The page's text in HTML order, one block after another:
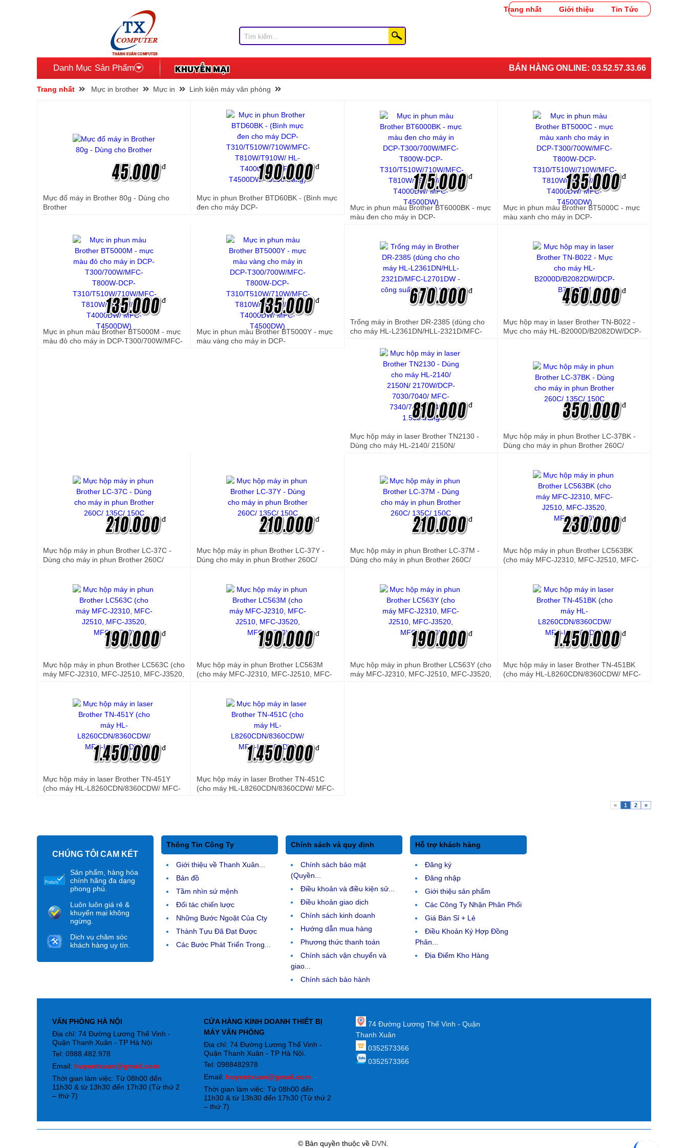
Trang nhất Giới thiệu Tin Tức
Danh Mục Sản Phẩm BÁN HÀNG ONLINE: 03.52.57.33.66
Trang nhất Mực in brother Mực in Linh kiện máy văn phòng
đ
Mực đổ máy in Brother 80g - Dùng cho
Brother
đ
Mực in phun Brother BTD60BK - (Bình mực
đen cho máy DCP-
đ
Mực in phun màu Brother BT6000BK - mực
màu đen cho máy in DCP-
HL-T4000DW/ MFC-T4500DW)
đ
Mực in phun màu Brother BT5000C - mực
màu xanh cho máy in DCP-
HL-T4000DW/ MFC-T4500DW)
đ
Mực in phun màu Brother BT5000M - mực
màu đỏ cho máy in DCP-T300/700W/MFC-
đ
Mực in phun màu Brother BT5000Y - mực
màu vàng cho máy in DCP-
đ
Trống máy in Brother DR-2385 (dùng cho
cho máy HL-L2361DN/HLL-2321D/MFC-
đ
Mực hộp may in laser Brother TN-B022 -
Mực cho máy HL-B2000D/B2082DW/DCP-
đ
Mực hộp máy in laser Brother TN2130 -
Dùng cho máy HL-2140/ 2150N/
đ
Mực hộp máy in phun Brother LC-37BK -
Dùng cho máy in phun Brother 260C/
đ
Mực hộp máy in phun Brother LC-37C -
Dùng cho máy in phun Brother 260C/
đ
Mực hộp máy in phun Brother LC-37Y -
Dùng cho máy in phun Brother 260C/
đ
Mực hộp máy in phun Brother LC-37M -
Dùng cho máy in phun Brother 260C/
đ
Mực hộp máy in phun Brother LC563BK
(cho máy MFC-J2310, MFC-J2510, MFC-
đ
Mực hộp máy in phun Brother LC563C (cho
máy MFC-J2310, MFC-J2510, MFC-J3520,
đ
Mực hộp máy in phun Brother LC563M
(cho máy MFC-J2310, MFC-J2510, MFC-
đ
Mực hộp máy in phun Brother LC563Y (cho
máy MFC-J2310, MFC-J2510, MFC-J3520,
đ
Mực hộp máy in laser Brother TN-451BK
(cho máy HL-L8260CDN/8360CDW/ MFC-
đ
Mực hộp máy in laser Brother TN-451Y
(cho máy HL-L8260CDN/8360CDW/ MFC-
đ
Mực hộp máy in laser Brother TN-451C
(cho máy HL-L8260CDN/8360CDW/ MFC-
« 1 2 »
CHÚNG TÔI CAM KẾT
Sản phẩm, hàng hóa
chính hãng đa dạng
phong phú.
Luôn luôn giá rẻ &
khuyến mại không
ngừng.
Dịch vụ chăm sóc
khách hàng uy tín.
Thông Tin Công Ty
Giới thiệu về Thanh Xuân...
Bản đồ
Tầm nhìn sứ mệnh
Đối tác chiến lược
Những Bước Ngoặt Của Cty
Thành Tựu Đã Đạt Được
Các Bước Phát Triển Trong...
Chính sách và quy định
Chính sách bảo mật
(Quyền...
Điều khoản và điều kiện sử...
Điều khoản giao dịch
Chính sách kinh doanh
Hướng dẫn mua hàng
Phương thức thanh toán
Chính sách vận chuyển và
giao...
Chính sách bảo hành
Hỗ trợ khách hàng
Đăng ký
Đăng nhập
Giới thiệu sản phẩm
Các Công Ty Nhận Phân Phối
Giá Bán Sỉ + Lẻ
Điều Khoản Ký Hợp Đồng
Phân...
Địa Điểm Kho Hàng
VĂN PHÒNG HÀ NỘI
Địa chỉ: 74 Đường Lương Thế Vinh -
Quận Thanh Xuân - TP Hà Nội
Tel: 0988.482.978
Email: huyentxuan@gmail.com
Thời gian làm việc: Từ 08h00 đến
11h30 & từ 13h30 đến 17h30 (Từ thứ 2
– thứ 7)
CỬA HÀNG KINH DOANH THIẾT BỊ
MÁY VĂN PHÒNG
Địa chỉ: 74 Đường Lương Thế Vinh -
Quận Thanh Xuân - TP Hà Nội.
Tel: 0988482978
Email: huyentxuan@gmail.com
Thời gian làm việc: Từ 08h00 đến
11h30 & từ 13h30 đến 17h30 (Từ thứ 2
– thứ 7)
74 Đường Lương Thế Vinh - Quận
Thanh Xuân
0352573366
0352573366
© Bản quyền thuộc về DVN